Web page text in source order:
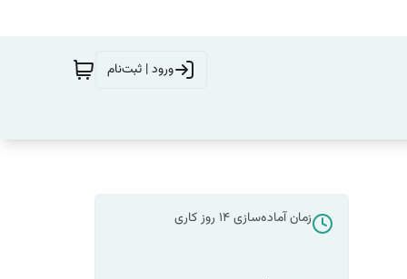
ورود | ثبت‌نام
زمان آماده‌سازی14 روز کاری